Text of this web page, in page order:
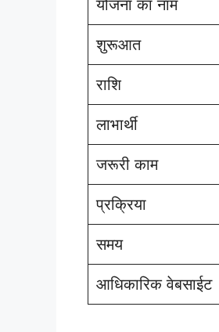
योजना का नाम
शुरूआत
राशि
लाभार्थी
जरूरी काम
प्रक्रिया
समय
आधिकारिक वेबसाईट